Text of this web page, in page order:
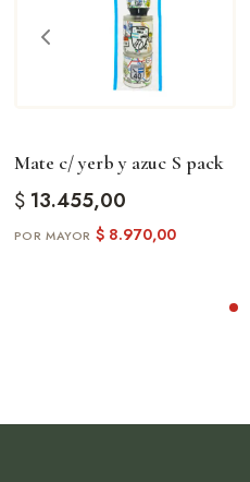
Mate c/ yerb y azuc S pack
$13.455,00
$8.970,00